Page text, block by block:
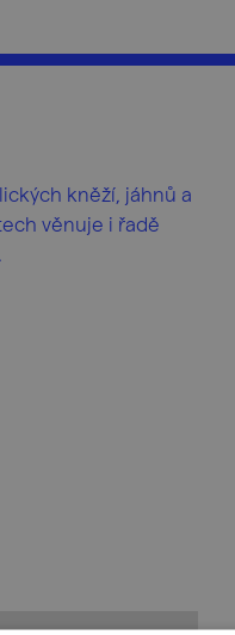
kněží, jáhnů a
věnuje i řadě